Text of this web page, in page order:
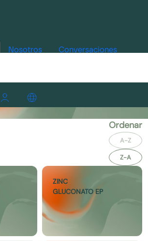
Nosotros Conversaciones
Ordenar
A-Z
Z-A
ZINC
GLUCONATO EP